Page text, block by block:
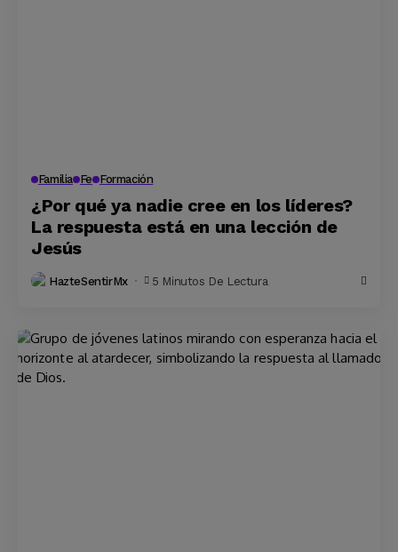
Familia Fe Formación
¿Por qué ya nadie cree en los líderes?
La respuesta está en una lección de
Jesús
HazteSentirMx 5 Minutos De Lectura